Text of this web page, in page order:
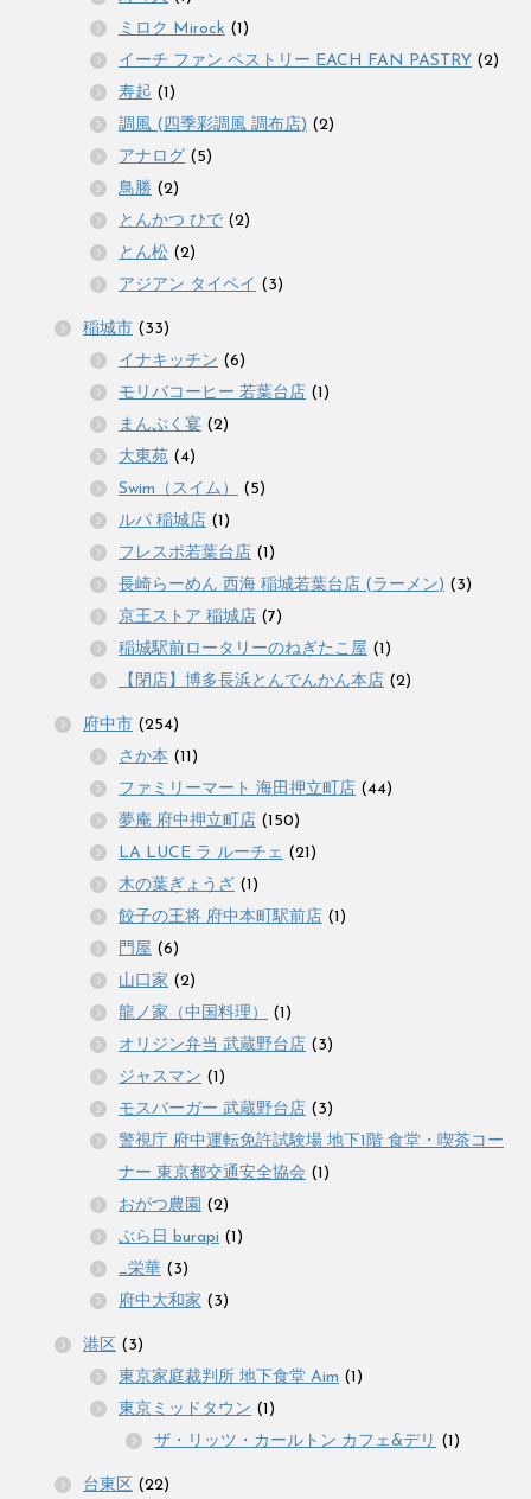
ミロク Mirock (1)
イーチ ファン ペストリー EACH FAN PASTRY (2)
寿起 (1)
調風 (四季彩調風 調布店) (2)
アナログ (5)
鳥勝 (2)
とんかつ ひで (2)
とん松 (2)
アジアン タイペイ (3)
稲城市 (33)
イナキッチン (6)
モリバコーヒー 若葉台店 (1)
まんぷく宴 (2)
大東苑 (4)
Swim（スイム）
(5)
ルパ 稲城店 (1)
フレスポ若葉台店 (1)
長崎らーめん 西海 稲城若葉台店 (ラーメン) (3)
京王ストア 稲城店 (7)
稲城駅前ロータリーのねぎたこ屋 (1)
【閉店】博多長浜とんでんかん本店 (2)
府中市 (254)
さか本 (11)
ファミリーマート 海田押立町店 (44)
夢庵 府中押立町店 (150)
LA LUCE ラ ルーチェ (21)
木の葉ぎょうざ (1)
餃子の王将 府中本町駅前店 (1)
門屋 (6)
山口家 (2)
龍ノ家（中国料理）
(1)
オリジン弁当 武蔵野台店 (3)
ジャスマン (1)
モスバーガー 武蔵野台店 (3)
警視庁 府中運転免許試験場 地下1階 食堂・喫茶コー
ナー 東京都交通安全協会 (1)
おがつ農園 (2)
ぶら日 burapi (1)
_栄華 (3)
府中大和家 (3)
港区 (3)
東京家庭裁判所 地下食堂 Aim (1)
東京ミッドタウン (1)
ザ・リッツ・カールトン カフェ&デリ (1)
台東区 (22)